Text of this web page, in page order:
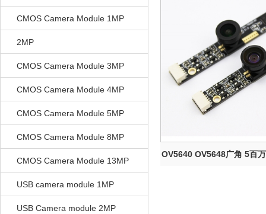
CMOS Camera Module 1MP
2MP
CMOS Camera Module 3MP
CMOS Camera Module 4MP
CMOS Camera Module 5MP
CMOS Camera Module 8MP
CMOS Camera Module 13MP
USB camera module 1MP
USB Camera module 2MP
OV5640 OV5648广角 5百